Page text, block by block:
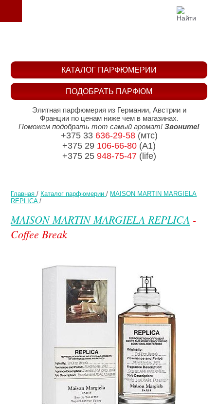
Главная / Каталог парфюмерии / MAISON MARTIN MARGIELA
REPLICA /
MAISON MARTIN MARGIELA REPLICA -
Coffee Break
ПОДОБРАТЬ ПАРФЮМ
КАТАЛОГ ПАРФЮМЕРИИ
Элитная парфюмерия из Германии, Австрии и
Франции по ценам ниже чем в магазинах.
Поможем подобрать тот самый аромат! Звоните!
+375 33 636-29-58(мтс)
+375 29 106-66-80 (A1)
+375 25 948-75-47(life)